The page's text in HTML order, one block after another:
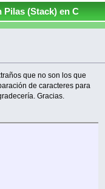
(Stack) en C
que no son los que
de caracteres para
Gracias.